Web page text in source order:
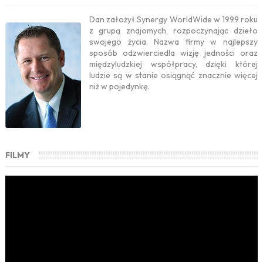
Dan założył Synergy WorldWide w 1999 roku
z grupą znajomych, rozpoczynając dzieło
swojego życia. Nazwa firmy w najlepszy
sposób odzwierciedla wizję jedności oraz
międzyludzkiej współpracy, dzięki której
ludzie są w stanie osiągnąć znacznie więcej
niż w pojedynkę.
FILMY